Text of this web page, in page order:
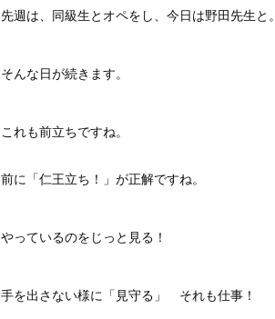
先週は、同級生とオペをし、今日は野田先生と。
そんな日が続きます。
これも前立ちですね。
前に「仁王立ち！」が正解ですね。
やっているのをじっと見る！
手を出さない様に「見守る」 それも仕事！